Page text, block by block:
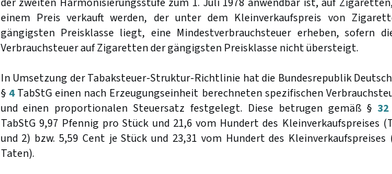
einem Preis verkauft werden, der unter dem Kleinverkaufspreis von
gängigsten Preisklasse liegt, eine Mindestverbrauchsteuer erheben, sofern
Verbrauchsteuer auf Zigaretten der gängigsten Preisklasse nicht übersteigt.
In Umsetzung der Tabaksteuer-Struktur-Richtlinie hat die Bundesrepublik
§ 4TabStG einen nach Erzeugungseinheit berechneten spezifischen
und einen proportionalen Steuersatz festgelegt. Diese betrugen gemäß §32
TabStG 9,97 Pfennig pro Stück und 21,6 vom Hundert des Kleinverkaufspreises
und 2) bzw. 5,59 Cent je Stück und 23,31 vom Hundert des Kleinverkaufspreises
Taten).